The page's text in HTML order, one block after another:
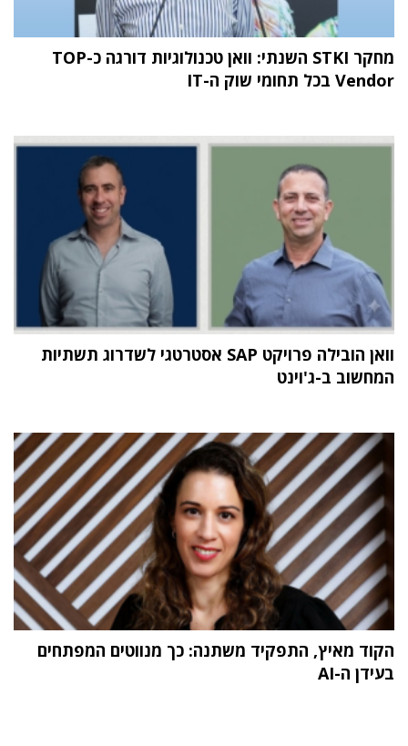
מחקר STKI השנתי: וואן טכנולוגיות דורגה כ-TOP
Vendor בכל תחומי שוק ה-IT
וואן הובילה פרויקט SAP אסטרטגי לשדרוג תשתיות
המחשוב ב-ג'וינט
הקוד מאיץ, התפקיד משתנה: כך מנווטים המפתחים
בעידן ה-AI